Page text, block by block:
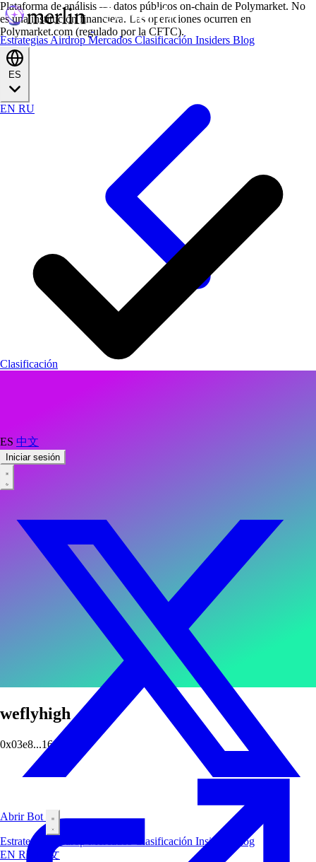
Estrategias AirdropMercados Clasificación Insiders Blog
EN RU
ES 中文
Iniciar sesión
Abrir Bot
Estrategias Clasificación Insiders
Blog
EN RU
中文
Plataforma de análisis — datos públicos on-chain de Polymarket. No
es una institución financiera. Las operaciones ocurren en
Polymarket.com (regulado por la CFTC).
Clasificación
weflyhigh
0x03e8...1697